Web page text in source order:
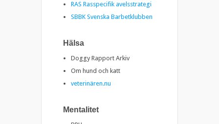
RAS Rasspecifik avelsstrategi
SBBK Svenska Barbetklubben
Hälsa
Doggy Rapport Arkiv
Om hund och katt
veterinären.nu
Mentalitet